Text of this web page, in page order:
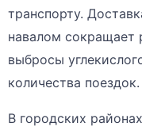
транспорту.
навалом сокращает
выбросы
количества поездок.
В городских